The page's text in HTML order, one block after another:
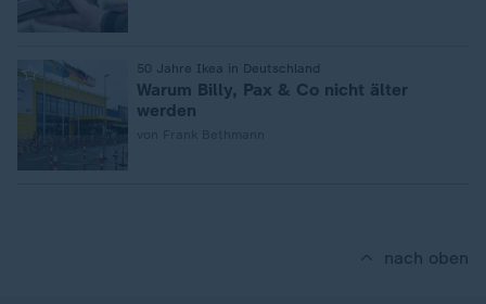
50 Jahre Ikea in Deutschland
:
Warum Billy, Pax & Co nicht älter
werden
nach oben